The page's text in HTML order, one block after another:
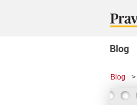
Blog
Blog >